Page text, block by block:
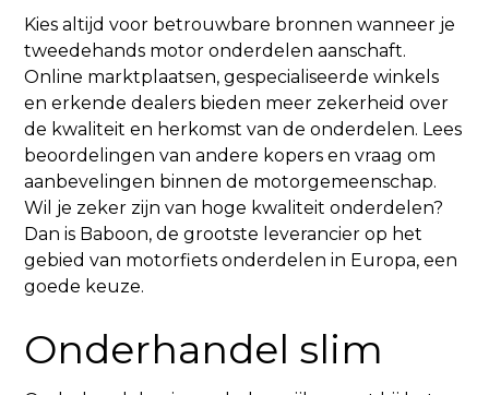
Kies altijd voor betrouwbare bronnen wanneer je
tweedehands motor onderdelen aanschaft.
Online marktplaatsen, gespecialiseerde winkels
en erkende dealers bieden meer zekerheid over
de kwaliteit en herkomst van de onderdelen. Lees
beoordelingen van andere kopers en vraag om
aanbevelingen binnen de motorgemeenschap.
Wil je zeker zijn van hoge kwaliteit onderdelen?
Dan is Baboon, de grootste leverancier op het
gebied van motorfiets onderdelen in Europa, een
goede keuze.
Onderhandel slim